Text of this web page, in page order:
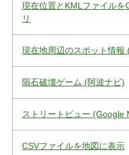
現在位置とKMLファイル
リ
現在地周辺のスポット情報
隕石破壊ゲーム (阿波ナビ)
ストリートビュー (Google
CSVファイルを地図に表示